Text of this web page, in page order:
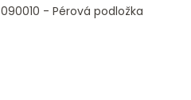
090010 - Pérová podložka